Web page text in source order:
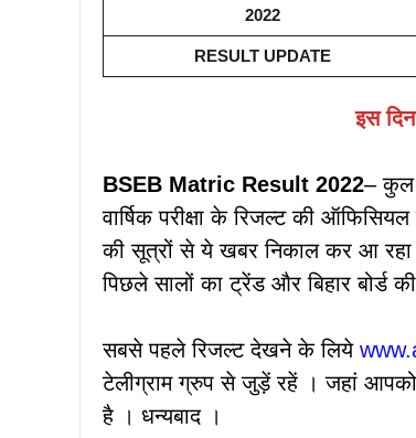
2022
RESULT UPDATE
इस
BSEB Matric Result 2022– कुल
वार्षिक परीक्षा के रिजल्ट की ऑफिसियल
की सूत्रों से ये खबर निकाल कर आ
पिछले सालों का ट्रेंड और बिहार बोर्ड
सबसे पहले रिजल्ट देखने के लिये
टेलीग्राम ग्रुप से जुड़ें रहें । जहां आपको
है । धन्यबाद ।